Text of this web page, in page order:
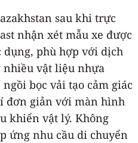
sau khi trực
nhận xét mẫu xe được
phù hợp với dịch
nhiều vật liệu nhựa
bọc vải tạo cảm giác
đơn giản với màn hình
khiển vật lý. Không
ứng nhu cầu di chuyển